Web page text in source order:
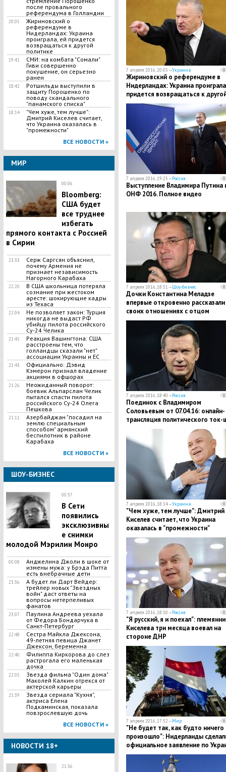
после провального
референдума в Голландии
20:05
Жириновский о
референдуме в
Нидерландах: Украина
проиграла, ей придется
возвращаться к другой
политике
19:41
СМИ: на комбата "Сомали"
Гиви совершенно
покушение, он серьезно
ранен
18:42
Ротшильды выступили в
защиту Порошенко по
поводу скандального
"панамского списка"
18:14
"Чем хуже, тем лучше":
Дмитрий Киселев считает,
что Украина оказалась в
"промежности"
ВСЕ НОВОСТИ »
МИР
00:06
Bloomberg:
США будет
все труднее
избегать
прямого контакта с Россией
в Сирии
23:33
Серж Саргсян объяснил,
почему Армения не
признает независимость
Нагорного Карабаха
22:20
В США школьница потеряла
сознание при жестоком
аресте: шокирующие кадры
из Техаса
22:04
Не позволяет закон: Турция
никогда не выдаст РФ
убийцу пилота российского
Су-24 Челика
21:45
Реакция Вашингтона: США
расстроены тем, что
голландцы сказали "нет"
ассоциации Украины и ЕС
21:43
Официально: Дэвид
Кэмерон признал владение
акциями в офшорах
21:26
Неожиданный поворот:
боевик Альпарслан Челик
пытался спасти пилота
российского Су-24 Олега
Пешкова
21:11
Азербайджан "посадил на
землю специальным
способом" армянский
беспилотник в районе
Карабаха
ВСЕ НОВОСТИ »
ШОУ-БИЗНЕС
00:37
В Сети
появились
эксклюзивны
е снимки
молодой Мэрилин Монро
00:08
Анджелина Джоли в шоке от
измены мужа: у Брэда Питта
есть внебрачные дети
23:36
А будет ли Дарт Вейдер:
трейлер новых "Звездных
войн" даст ответы на
вопросы нетерпеливых
фанатов
23:07
Паулина Андреева уехала
от Федора Бондарчука в
Санкт-Петербург
22:48
Сестра Майкла Джексона,
49-летняя певица Джанет
Джексон, беременна
22:40
Филиппа Киркорова до слез
растрогала его маленькая
дочка
22:05
Звезда фильма "Один дома"
Маколей Калкин отрекся от
актерской карьеры
21:39
Звезда сериала "Кухня",
актриса Елена
Подкаминская, показала
повзрослевшую дочь
ВСЕ НОВОСТИ »
НОВОСТИ 18+
21:36
7 апреля 2016, 20:05 —Украина
Жириновский о референдуме в
Нидерландах: Украина
придется возвращаться к
политике
7 апреля 2016, 19:25 —Россия
Выступление Владимира Путина
ОНФ 2016. Полное видео
7 апреля 2016, 18:51 —Шоу-бизнес
Дочки Константина Меладзе
впервые откровенно
своих отношениях с отцом
7 апреля 2016, 18:40 —Россия
Поединок с Владимиром
Соловьевым от 07.04.16: онлайн-
трансляция политического ток-
7 апреля 2016, 18:14 —Украина
"Чем хуже, тем лучше": Дмитрий
Киселев считает, что Украина
оказалась в "промежности"
7 апреля 2016, 18:10 —Россия
"Я русский, я и поехал":
Киселева три месяца воевал на
стороне ДНР
7 апреля 2016, 17:52 —Мир
"Не будет так, как будто ничего
произошло": Нидерланды
официальное заявление по